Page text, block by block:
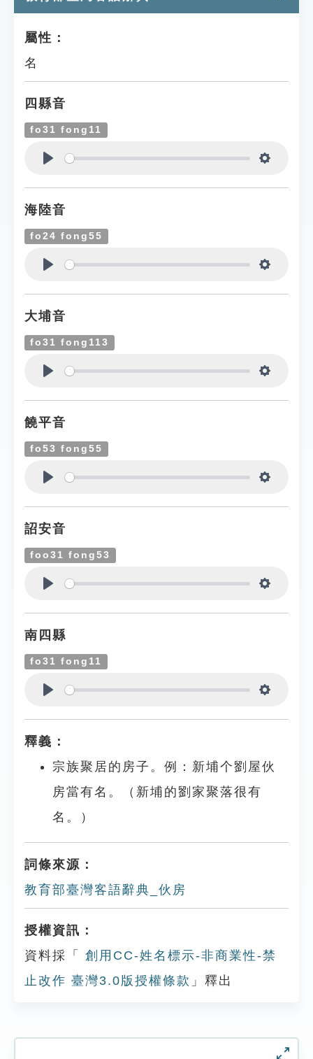
屬性：
名
四縣音
fo31 fong11
海陸音
fo24 fong55
大埔音
fo31 fong113
饒平音
fo53 fong55
詔安音
foo31 fong53
南四縣
fo31 fong11
釋義：
宗族聚居的房子。例：新埔个劉屋伙
房當有名。（新埔的劉家聚落很有
名。）
詞條來源：
教育部臺灣客語辭典_伙房
授權資訊：
資料採「
創用CC-姓名標示-非商業性-禁
止改作 臺灣3.0版授權條款 」釋出